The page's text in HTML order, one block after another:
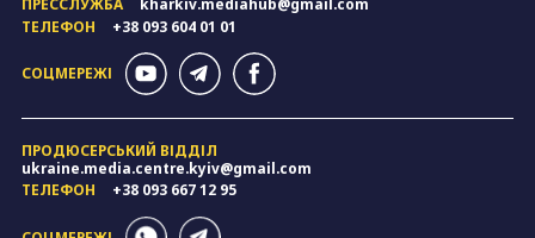
ПРЕССЛУЖБА
kharkiv.mediahub@gmail.com
ТЕЛЕФОН
+38 093 604 01 01
СОЦМЕРЕЖІ
ПРОДЮСЕРСЬКИЙ ВІДДІЛ
ukraine.media.centre.kyiv@gmail.com
ТЕЛЕФОН
+38 093 667 12 95